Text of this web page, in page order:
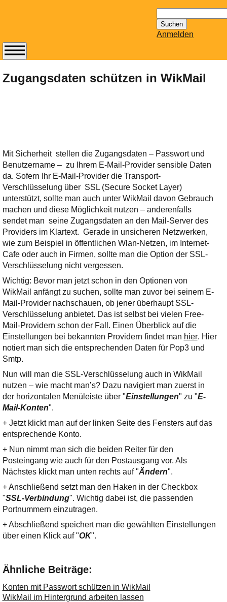
nach:
Anmelden
Zugangsdaten schützen in WikMail
Mit Sicherheit stellen die Zugangsdaten – Passwort und
Benutzername – zu Ihrem E-Mail-Provider sensible Daten
da. Sofern Ihr E-Mail-Provider die Transport-
Verschlüsselung über SSL (Secure Socket Layer)
unterstützt, sollte man auch unter WikMail davon Gebrauch
machen und diese Möglichkeit nutzen – anderenfalls
sendet man seine Zugangsdaten an den Mail-Server des
Providers im Klartext. Gerade in unsicheren Netzwerken,
wie zum Beispiel in öffentlichen Wlan-Netzen, im Internet-
Cafe oder auch in Firmen, sollte man die Option der SSL-
Verschlüsselung nicht vergessen.
Wichtig: Bevor man jetzt schon in den Optionen von
WikMail anfängt zu suchen, sollte man zuvor bei seinem E-
Mail-Provider nachschauen, ob jener überhaupt SSL-
Verschlüsselung anbietet. Das ist selbst bei vielen Free-
Mail-Providern schon der Fall. Einen Überblick auf die
Einstellungen bei bekannten Providern findet man hier. Hier
notiert man sich die entsprechenden Daten für Pop3 und
Smtp.
Nun will man die SSL-Verschlüsselung auch in WikMail
nutzen – wie macht man’s? Dazu navigiert man zuerst in
der horizontalen Menüleiste über "Einstellungen" zu "E-
Mail-Konten".
+ Jetzt klickt man auf der linken Seite des Fensters auf das
entsprechende Konto.
+ Nun nimmt man sich die beiden Reiter für den
Posteingang wie auch für den Postausgang vor. Als
Nächstes klickt man unten rechts auf "Ändern".
+ Anschließend setzt man den Haken in der Checkbox
"SSL-Verbindung". Wichtig dabei ist, die passenden
Portnummern einzutragen.
+ Abschließend speichert man die gewählten Einstellungen
über einen Klick auf "OK".
Ähnliche Beiträge:
Konten mit Passwort schützen in WikMail
WikMail im Hintergrund arbeiten lassen
Abonnieren Sie den
14-tägig
erscheinenden
Email für Sie
bereithält!
Wie z.B. Outlook,
GMail, Thunderbird
oder auch
KuNoMail, usw.
Ihre E-Mail
Adresse:
E-Mail
E-Mail bestätigen